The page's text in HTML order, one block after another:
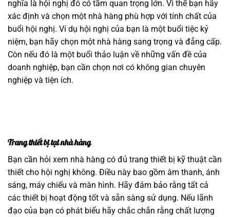
nghĩa là hội nghị đó có tầm quan trọng lớn. Vì thế bạn hãy
xác định và chọn một nhà hàng phù hợp với tính chất của
buổi hội nghị. Ví dụ hội nghị của bạn là một buổi tiệc kỷ
niệm, bạn hãy chọn một nhà hàng sang trọng và đẳng cấp.
Còn nếu đó là một buổi thảo luận về những vấn đề của
doanh nghiệp, bạn cần chọn nơi có không gian chuyên
nghiệp và tiện ích.
Trang thiết bị tại nhà hàng
Bạn cần hỏi xem nhà hàng có đủ trang thiết bị kỹ thuật cần
thiết cho hội nghị không. Điều này bao gồm âm thanh, ánh
sáng, máy chiếu và màn hình. Hãy đảm bảo rằng tất cả
các thiết bị hoạt động tốt và sẵn sàng sử dụng. Nếu lãnh
đạo của bạn có phát biểu hãy chắc chắn rằng chất lượng